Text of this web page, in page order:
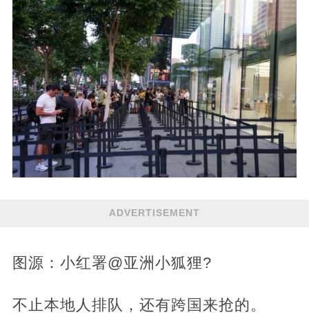
ADVERTISEMENT
图源：小红署@亚洲小狐狸?
不止本地人排队，还有跨国来抢的。